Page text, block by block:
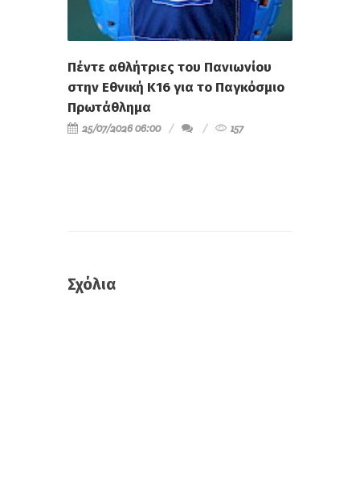
Πέντε αθλήτριες του Πανιωνίου
στην Εθνική Κ16 για το Παγκόσμιο
Πρωτάθλημα
25/07/2026 06:00 157
Σχόλια